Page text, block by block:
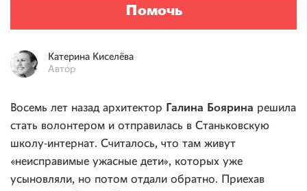
Помочь
Катерина Киселёва
Автор
Восемь лет назад архитектор Галина Боярина решила
стать волонтером и отправилась в Станьковскую
школу-интернат. Считалось, что там живут
«неисправимые ужасные дети», которых уже
усыновляли, но потом отдали обратно. Приехав